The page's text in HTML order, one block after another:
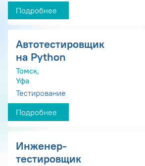
Подробнее
Автотестировщик
на Python
Томск,
Уфа
Тестирование
Подробнее
Инженер-
тестировщик